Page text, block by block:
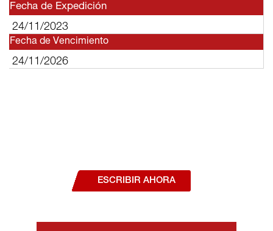
Fecha de Expedición
24/11/2023
Fecha de Vencimiento
24/11/2026
ESCRIBIR AHORA